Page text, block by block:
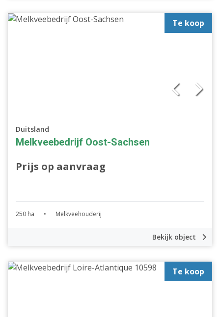
Te koop
Duitsland
Melkveebedrijf Oost-Sachsen
Prijs op aanvraag
250 ha • Melkveehouderij
Bekijk object
Te koop